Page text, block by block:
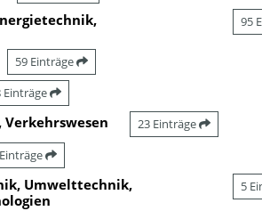
95
59 Einträge
Einträge
23 Einträge
Umwelttechnik,
5